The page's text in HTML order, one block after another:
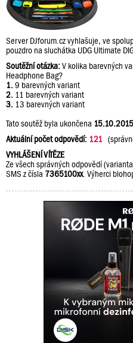
Server DJforum.cz vyhlašuje, ve
pouzdro na sluchátka UDG Ultimate
Soutěžní otázka:V kolika barevných
Headphone Bag?
1. 9 barevných variant
2. 11 barevných variant
3. 13 barevných variant
Tato soutěž byla ukončena 15.10.2015
Aktuální počet odpovědí: 121
VYHLÁŠENÍ VÍTĚZE
Ze všech správných odpovědí
SMS z čísla 7365100xx. Výherci